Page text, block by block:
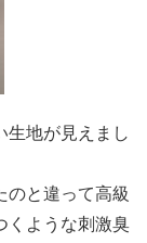
生地が見えまし
のと違って高級
くような刺激臭